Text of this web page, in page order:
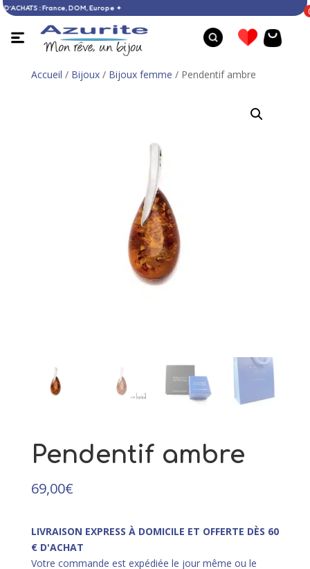
60 € D’ACHATS : France, DOM, Europe ✦
Accueil / Bijoux/ Bijoux femme / Pendentif ambre
Pendentif ambre
69,00€
LIVRAISON EXPRESS À DOMICILE ET OFFERTE DÈS 60
€ D'ACHAT
Votre commande est expédiée le jour même ou le